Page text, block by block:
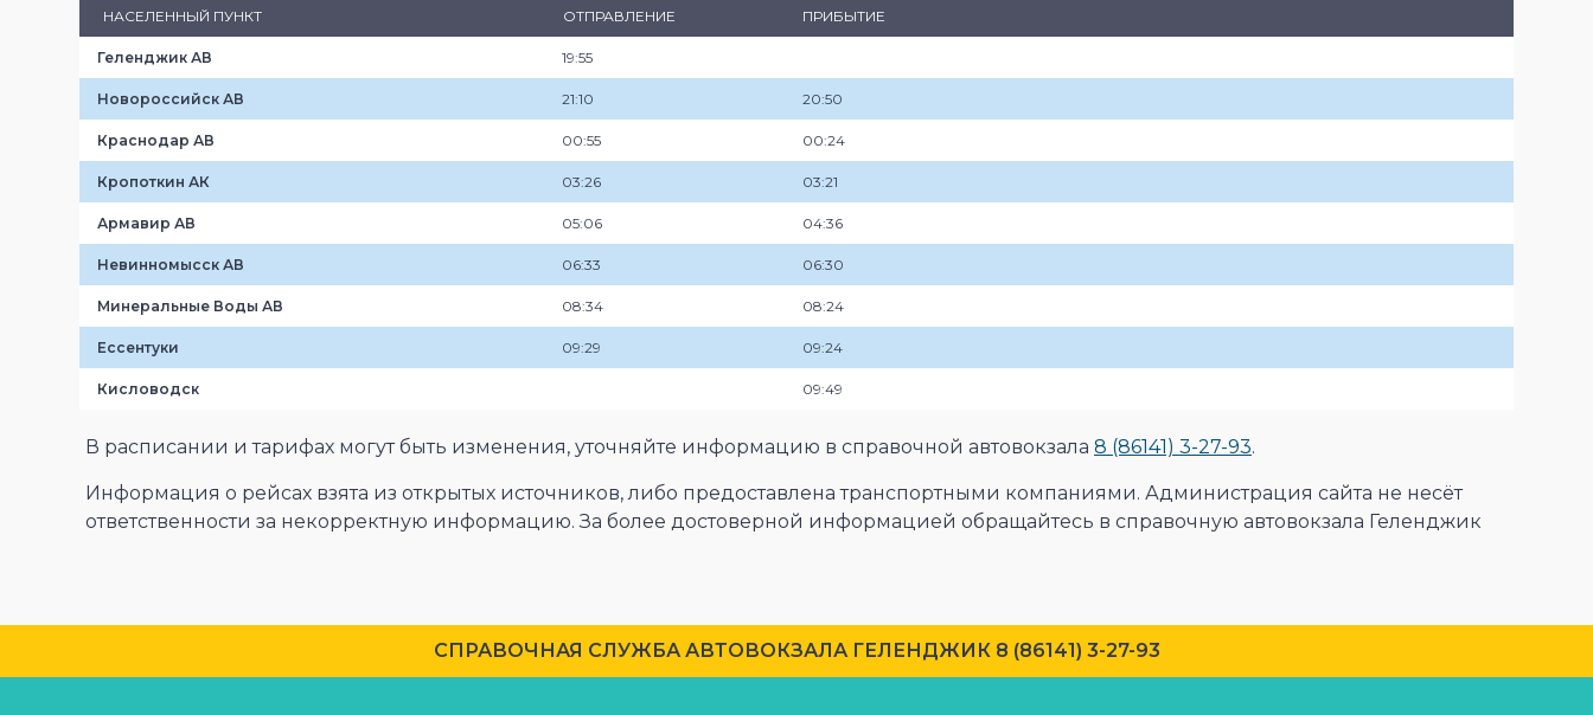
НАСЕЛЕННЫЙ ПУНКТ ОТПРАВЛЕНИЕ ПРИБЫТИЕ
Геленджик АВ 19:55
Новороссийск АВ 21:10 20:50
Краснодар АВ 00:55 00:24
Кропоткин АК 03:26 03:21
Армавир АВ 05:06 04:36
Невинномысск АВ 06:33 06:30
Минеральные Воды АВ 08:34 08:24
Ессентуки 09:29 09:24
Кисловодск 09:49
В расписании и тарифах могут быть изменения, уточняйте информацию в справочной автовокзала 8 (86141) 3-27-93.
Информация о рейсах взята из открытых источников, либо предоставлена транспортными компаниями. Администрация сайта не несёт
ответственности за некорректную информацию. За более достоверной информацией обращайтесь в справочную автовокзала Геленджик
CПРАВОЧНАЯ СЛУЖБА АВТОВОКЗАЛА ГЕЛЕНДЖИК 8 (86141) 3-27-93